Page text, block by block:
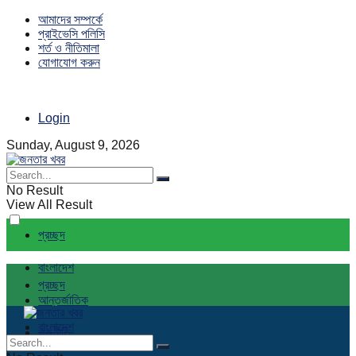
আমাদের সম্পর্কে
প্রাইভেসি পলিসি
শর্ত ও নীতিমালা
যোগাযোগ করুন
Login
Sunday, August 9, 2026
No Result
View All Result
প্রচ্ছদ
বাংলাদেশ
আন্তর্জাতিক
রাজনীতি
প্রচ্ছদ
বাংলাদেশ